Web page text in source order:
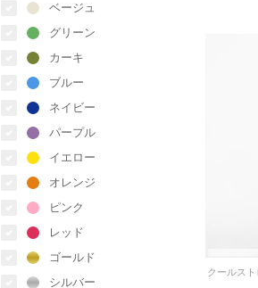
ベージュ
グリーン
カーキ
ブルー
ネイビー
パープル
イエロー
オレンジ
ピンク
レッド
ゴールド
シルバー